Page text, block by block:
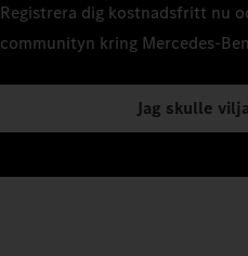
Registrera dig kostnadsfritt nu
communityn kring
Jag skulle